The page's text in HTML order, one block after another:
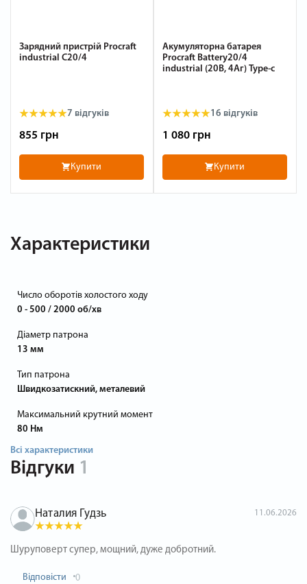
Зарядний пристрій Procraft
industrial C20/4
7 відгуків
855 грн
Купити
Акумуляторна батарея
Procraft Battery20/4
industrial (20В, 4Аг) Type-c
16 відгуків
1 080 грн
Купити
Характеристики
Число оборотів холостого ходу
0 - 500 / 2000 об/хв
Діаметр патрона
13 мм
Тип патрона
Швидкозатискний, металевий
Максимальний крутний момент
80 Нм
Всі характеристики
Відгуки 1
Наталия Гудзь 11.06.2026
Шуруповерт супер, мощний, дуже добротний.
Відповісти
0